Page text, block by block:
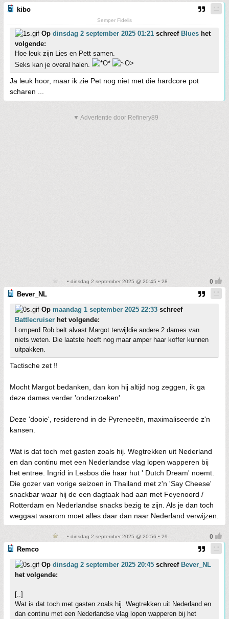
kibo
Semper Fidelis
Op dinsdag 2 september 2025 01:21 schreef Blues het
volgende:
Hoe leuk zijn Lies en Pett samen.
Seks kan je overal halen.
Ja leuk hoor, maar ik zie Pet nog niet met die hardcore pot
scharen ...
▼ Advertentie door Refinery89
• dinsdag 2 september 2025 @ 20:45 • 28
Bever_NL
Op maandag 1 september 2025 22:33 schreef
Battlecruiser het volgende:
Lomperd Rob belt alvast Margot terwijldie andere 2 dames van
niets weten. Die laatste heeft nog maar amper haar koffer kunnen
uitpakken.
Tactische zet !!
Mocht Margot bedanken, dan kon hij altijd nog zeggen, ik ga
deze dames verder 'onderzoeken'
Deze 'dooie', residerend in de Pyreneeën, maximaliseerde z'n
kansen.
Wat is dat toch met gasten zoals hij. Wegtrekken uit Nederland
en dan continu met een Nederlandse vlag lopen wapperen bij
het entree. Ingrid in Lesbos die haar hut ' Dutch Dream' noemt.
Die gozer van vorige seizoen in Thailand met z'n 'Say Cheese'
snackbar waar hij de een dagtaak had aan met Feyenoord /
Rotterdam en Nederlandse snacks bezig te zijn. Als je dan toch
weggaat waarom moet alles daar dan naar Nederland verwijzen.
• dinsdag 2 september 2025 @ 20:56 • 29
Remco
Op dinsdag 2 september 2025 20:45 schreef Bever_NL
het volgende:
[..]
Wat is dat toch met gasten zoals hij. Wegtrekken uit Nederland en
dan continu met een Nederlandse vlag lopen wapperen bij het